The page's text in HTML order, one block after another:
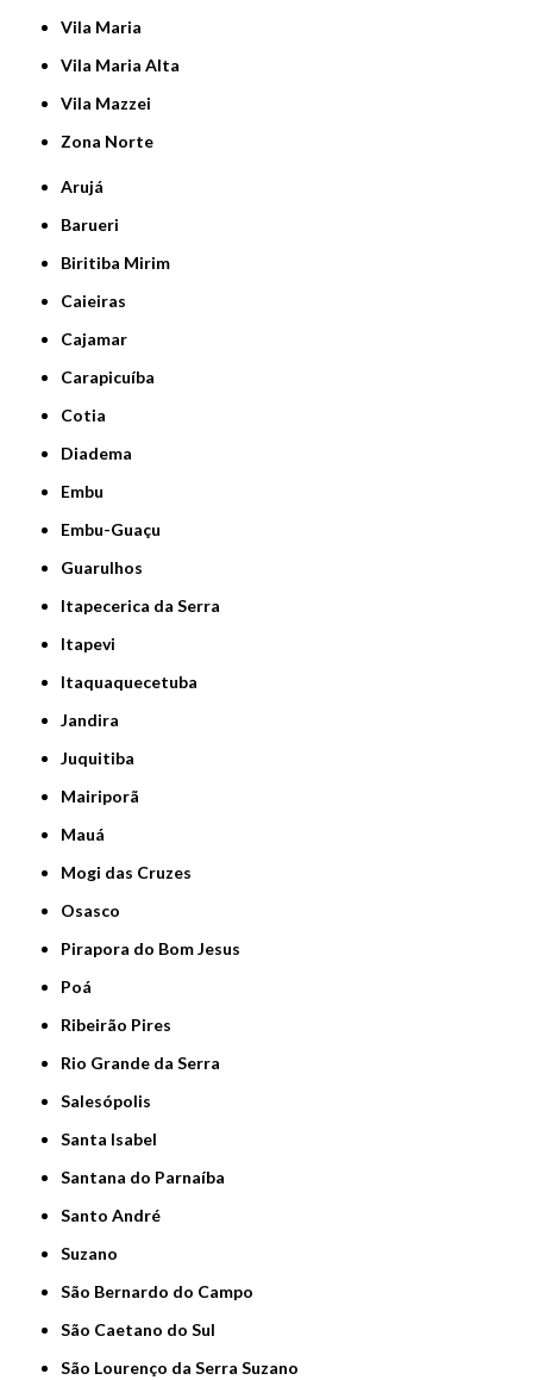
Vila Maria
Vila Maria Alta
Vila Mazzei
Zona Norte
Arujá
Barueri
Biritiba Mirim
Caieiras
Cajamar
Carapicuíba
Cotia
Diadema
Embu
Embu-Guaçu
Guarulhos
Itapecerica da Serra
Itapevi
Itaquaquecetuba
Jandira
Juquitiba
Mairiporã
Mauá
Mogi das Cruzes
Osasco
Pirapora do Bom Jesus
Poá
Ribeirão Pires
Rio Grande da Serra
Salesópolis
Santa Isabel
Santana do Parnaíba
Santo André
Suzano
São Bernardo do Campo
São Caetano do Sul
São Lourenço da Serra Suzano